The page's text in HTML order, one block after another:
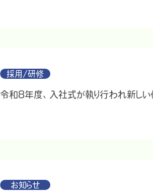
採用/研修
令和8年度、入社式が執り行われ新しい
お知らせ